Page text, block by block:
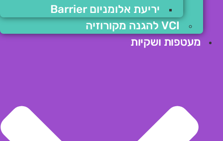
יריעת אלומניום Barrier
VCI להגנה מקורוזיה
מעטפות ושקיות